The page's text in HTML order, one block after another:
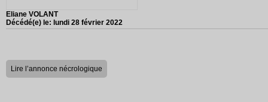
Eliane VOLANT
Décédé(e) le: lundi 28 février 2022
Lire l’annonce nécrologique